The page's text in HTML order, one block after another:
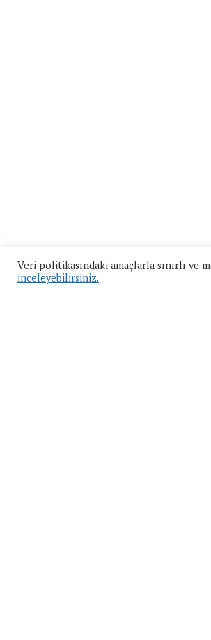
Veri politikasındaki amaçlarla sınırlı ve
inceleyebilirsiniz.